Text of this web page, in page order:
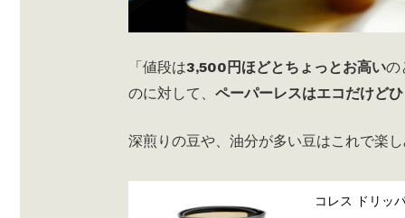
「値段は3,500円ほどとちょっとお高いの
のに対して、 ペーパーレスはエコだけど
深煎りの豆や、油分が多い豆はこれで楽
コレス ドリッ